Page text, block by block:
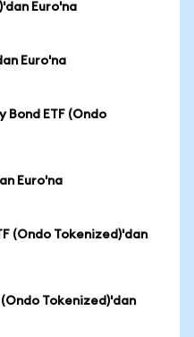
Euro'na
Euro'na
Bond ETF (Ondo
Euro'na
(Ondo Tokenized)'dan
Tokenized)'dan